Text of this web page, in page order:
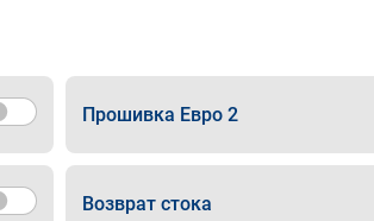
Прошивка Евро 2
Возврат стока